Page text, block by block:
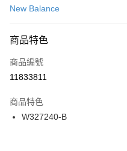
便利好安心！
３．安心：先確認商品／服務後，
【「AFTEE先享後付」結帳流程】
１．於結帳方式選擇「AFTEE先享
２．訂單成立數日內，您將收到繳
３．收到繳費通知簡訊後14天內，
ATM／網路銀行／等多元方式進行
運送方式
每筆NT$100，滿NT$1,500(含
宅配
每筆NT$100，滿NT$1,500(含
付款後門市自取
每筆NT$100，滿NT$1,500(含
New Balance
商品特色
商品編號
11833811
商品特色
W327240-B